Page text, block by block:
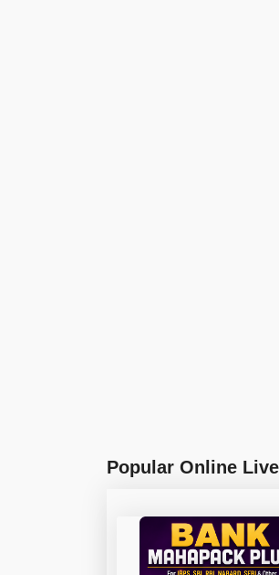
Popular Online